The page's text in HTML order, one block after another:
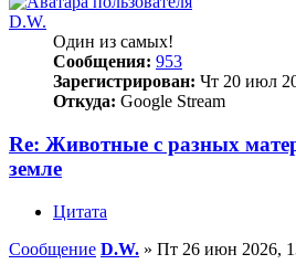
D.W.
Один из самых!
Сообщения: 953
Зарегистрирован: Чт 20 июл
Откуда: Google Stream
Re: Животные с разных
земле
Цитата
Сообщение D.W. » Пт 26 июн 2026,